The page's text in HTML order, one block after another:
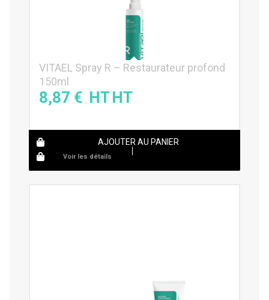
VITAEL Spray R – Restaurateur profond
150ml
8,87 €
AJOUTER AU PANIER
Voir les détails